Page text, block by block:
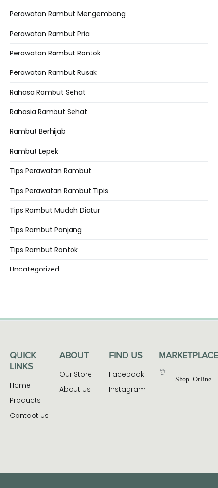
Perawatan Rambut Mengembang
Perawatan Rambut Pria
Perawatan Rambut Rontok
Perawatan Rambut Rusak
Rahasa Rambut Sehat
Rahasia Rambut Sehat
Rambut Berhijab
Rambut Lepek
Tips Perawatan Rambut
Tips Perawatan Rambut Tipis
Tips Rambut Mudah Diatur
Tips Rambut Panjang
Tips Rambut Rontok
Uncategorized
QUICK
LINKS
Home
Products
Contact Us
ABOUT
Our Store
About Us
FIND US
Facebook
Instagram
MARKETPLACE
Shop Online